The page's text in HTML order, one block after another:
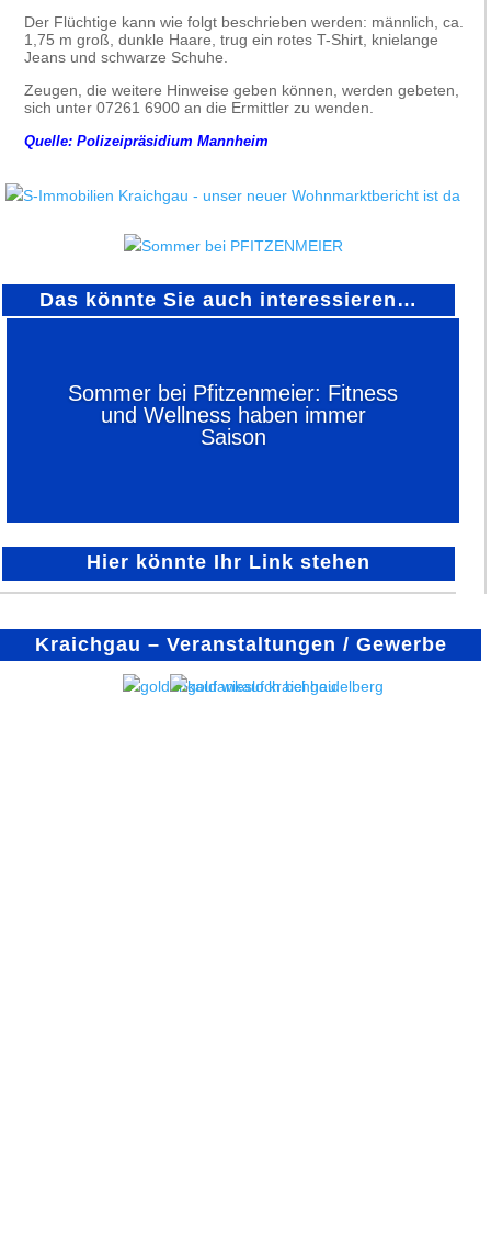
Der Flüchtige kann wie folgt beschrieben werden: männlich, ca.
1,75 m groß, dunkle Haare, trug ein rotes T-Shirt, knielange
Jeans und schwarze Schuhe.
Zeugen, die weitere Hinweise geben können, werden gebeten,
sich unter 07261 6900 an die Ermittler zu wenden.
Quelle: Polizeipräsidium Mannheim
Das könnte Sie auch interessieren…
Sommer bei Pfitzenmeier: Fitness
und Wellness haben immer
Saison
Hier könnte Ihr Link stehen
Kraichgau – Veranstaltungen / Gewerbe